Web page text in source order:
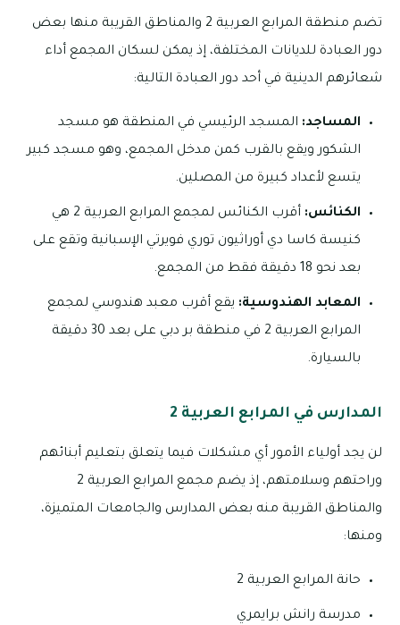
تضم منطقة المرابع العربية 2 والمناطق القريبة منها بعض
دور العبادة للديانات المختلفة، إذ يمكن لسكان المجمع أداء
شعائرهم الدينية في أحد دور العبادة التالية:
المساجد: المسجد الرئيسي في المنطقة هو مسجد
الشكور ويقع بالقرب كمن مدخل المجمع، وهو مسجد كبير
يتسع لأعداد كبيرة من المصلين.
الكنائس:
أقرب الكنائس لمجمع المرابع العربية 2 هي
كنيسة كاسا دي أوراثيون توري فويرتي الإسبانية وتقع على
بعد نحو 18 دقيقة فقط من المجمع.
المعابد الهندوسية: يقع أقرب معبد هندوسي لمجمع
المرابع العربية 2 في منطقة بر دبي على بعد 30 دقيقة
بالسيارة.
المدارس في المرابع العربية 2
لن يجد أولياء الأمور أي مشكلات فيما يتعلق بتعليم أبنائهم
وراحتهم وسلامتهم، إذ يضم مجمع المرابع العربية 2
والمناطق القريبة منه بعض المدارس والجامعات المتميزة،
ومنها:
حانة المرابع العربية 2
مدرسة رانش برايمري